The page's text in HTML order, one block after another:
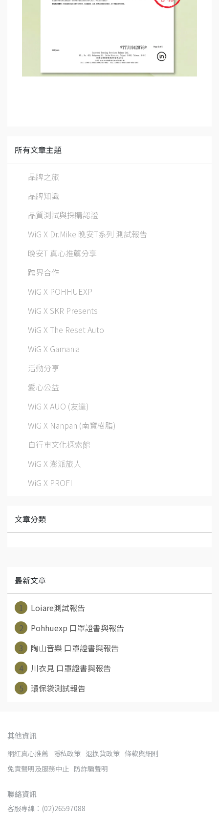
所有文章主題
品牌之旅
品牌知識
品質測試與採購認證
WiG X Dr.Mike 晚安T系列 測試報告
晚安T 真心推薦分享
跨界合作
WiG X POHHUEXP
WiG X SKR Presents
WiG X The Reset Auto
WiG X Gamania
活動分享
愛心公益
WiG X AUO (友達)
WiG X Nanpan (南寶樹脂)
自行車文化探索館
WiG X 澎派旅人
WiG X PROFI
文章分類
最新文章
1
Loiare測試報告
2
Pohhuexp 口罩證書與報告
3
陶山音樂 口罩證書與報告
4
川衣見 口罩證書與報告
5
環保袋測試報告
其他資訊
網紅真心推薦 隱私政策 退換貨政策 條款與細則
免責聲明及服務中止 防詐騙聲明
聯絡資訊
客服專線：(02)26597088